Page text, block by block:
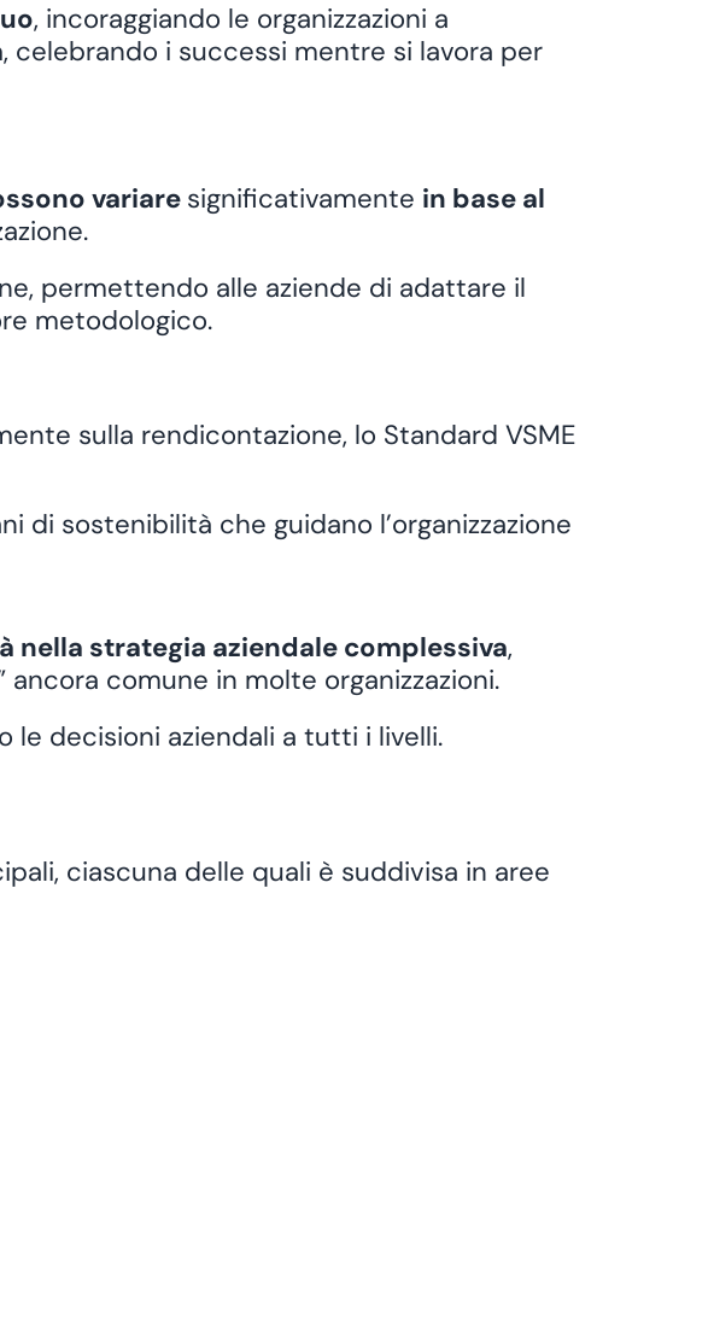
, incoraggiando le organizzazioni a
, celebrando i successi mentre si lavora per
variare significativamente in base al
permettendo alle aziende di adattare il
metodologico.
sulla rendicontazione, lo Standard VSME
di sostenibilità che guidano l’organizzazione
nella strategia aziendale complessiva,
comune in molte organizzazioni.
le decisioni aziendali a tutti i livelli.
ciascuna delle quali è suddivisa in aree